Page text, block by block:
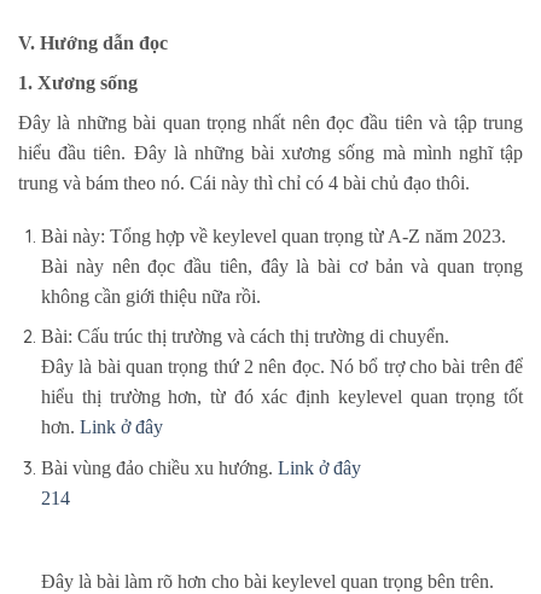
V. Hướng dẫn đọc
1. Xương sống
Đây là những bài quan trọng nhất nên đọc đầu tiên và tập trung
hiểu đầu tiên. Đây là những bài xương sống mà mình nghĩ tập
trung và bám theo nó. Cái này thì chỉ có 4 bài chủ đạo thôi.
Bài này: Tổng hợp về keylevel quan trọng từ A-Z năm 2023.
Bài này nên đọc đầu tiên, đây là bài cơ bản và quan trọng
không cần giới thiệu nữa rồi.
Bài: Cấu trúc thị trường và cách thị trường di chuyển.
Đây là bài quan trọng thứ 2 nên đọc. Nó bổ trợ cho bài trên để
hiểu thị trường hơn, từ đó xác định keylevel quan trọng tốt
hơn.Link ở đây
Bài vùng đảo chiều xu hướng.Link ở đây
214
Đây là bài làm rõ hơn cho bài keylevel quan trọng bên trên.